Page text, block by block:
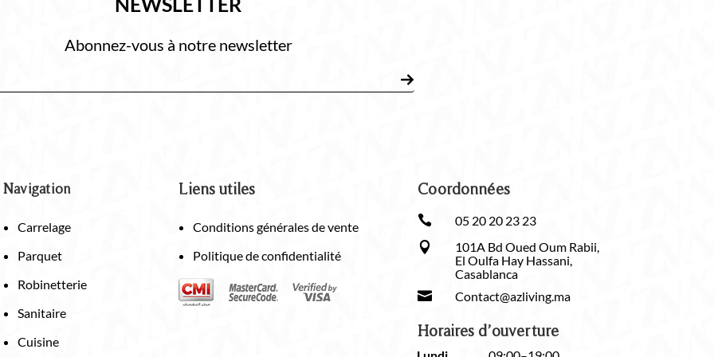
Abonnez-vous à notre newsletter
Navigation
Carrelage
Parquet
Robinetterie
Sanitaire
Cuisine
Liens utiles
Conditions générales de vente
Politique de confidentialité
Coordonnées
 05 20 20 23 23

101A Bd Oued Oum Rabii,
El Oulfa Hay Hassani,
Casablanca
 Contact@azliving.ma
Horaires d’ouverture